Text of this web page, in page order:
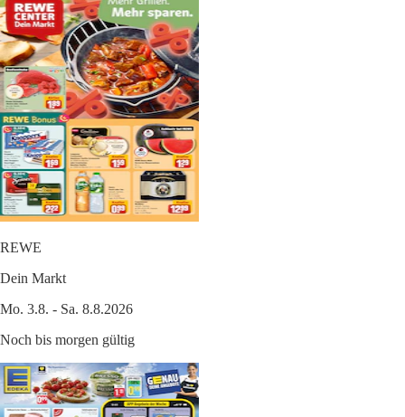
REWE
Dein Markt
Mo. 3.8. - Sa. 8.8.2026
Noch bis morgen gültig